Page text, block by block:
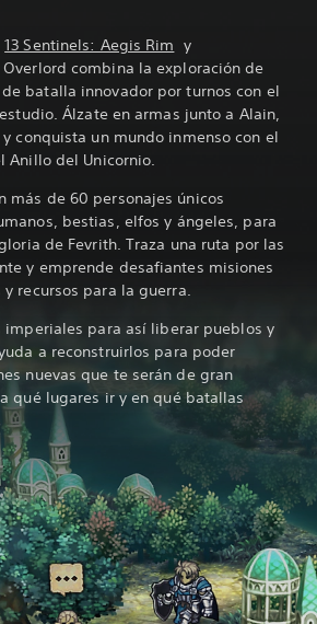
13 Sentinels: Aegis Rim y
combina la exploración de
batalla innovador por turnos con el
Álzate en armas junto a Alain,
conquista un mundo inmenso con el
Anillo del Unicornio.
más de 60 personajes únicos
bestias, elfos y ángeles, para
de Fevrith. Traza una ruta por las
y emprende desafiantes misiones
recursos para la guerra.
imperiales para así liberar pueblos y
a reconstruirlos para poder
nuevas que te serán de gran
qué lugares ir y en qué batallas